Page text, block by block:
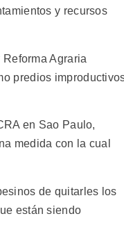
y recursos
Agraria
predios
en Sao Paulo,
medida con la cual
de quitarles los
están siendo